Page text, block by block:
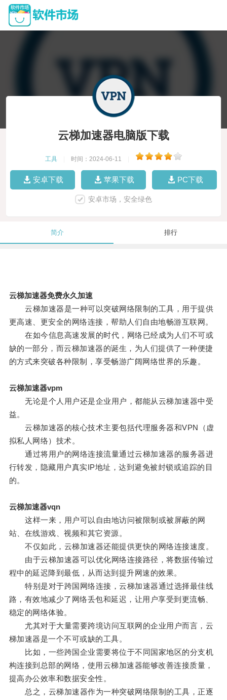
云梯加速器电脑版下载
工具 时间：2024-06-11
安卓下载 苹果下载 PC下载
安卓市场，安全绿色
简介 排行
云梯加速器免费永久加速
云梯加速器是一种可以突破网络限制的工具，用于提供
更高速、更安全的网络连接，帮助人们自由地畅游互联网。
在如今信息高速发展的时代，网络已经成为人们不可或
缺的一部分，而云梯加速器的诞生，为人们提供了一种便捷
的方式来突破各种限制，享受畅游广阔网络世界的乐趣。
云梯加速器vpm
无论是个人用户还是企业用户，都能从云梯加速器中受
益。
云梯加速器的核心技术主要包括代理服务器和VPN（虚
拟私人网络）技术。
通过将用户的网络连接流量通过云梯加速器的服务器进
行转发，隐藏用户真实IP地址，达到避免被封锁或追踪的目
的。
云梯加速器vqn
这样一来，用户可以自由地访问被限制或被屏蔽的网
站、在线游戏、视频和其它资源。
不仅如此，云梯加速器还能提供更快的网络连接速度。
由于云梯加速器可以优化网络连接路径，将数据传输过
程中的延迟降到最低，从而达到提升网速的效果。
特别是对于跨国网络连接，云梯加速器通过选择最佳线
路，有效地减少了网络丢包和延迟，让用户享受到更流畅、
稳定的网络体验。
尤其对于大量需要跨境访问互联网的企业用户而言，云
梯加速器是一个不可或缺的工具。
比如，一些跨国企业需要将位于不同国家地区的分支机
构连接到总部的网络，使用云梯加速器能够改善连接质量，
提高办公效率和数据安全性。
总之，云梯加速器作为一种突破网络限制的工具，正逐